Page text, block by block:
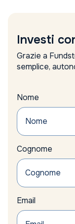
Investi
Grazie a
semplice,
Nome
Cognome
Email